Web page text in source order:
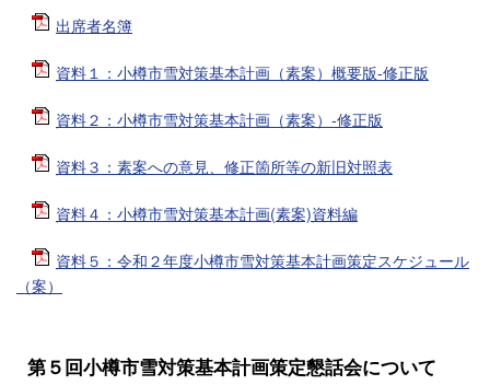
出席者名簿
資料１：小樽市雪対策基本計画（素案）概要版-修正版
資料２：小樽市雪対策基本計画（素案）-修正版
資料３：素案への意見、修正箇所等の新旧対照表
資料４：小樽市雪対策基本計画(素案)資料編
資料５：令和２年度小樽市雪対策基本計画策定スケジュール
（案）
第５回小樽市雪対策基本計画策定懇話会について